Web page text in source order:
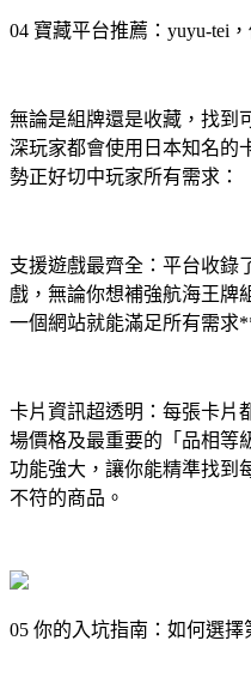
04 寶藏平台推薦：yuyu-tei
無論是組牌還是收藏，找到
深玩家都會使用日本知名的
勢正好切中玩家所有需求：
支援遊戲最齊全：平台收錄
戲，無論你想補強航海王牌
一個網站就能滿足所有需求
卡片資訊超透明：每張卡片
場價格及最重要的「品相等
功能強大，讓你能精準找到
不符的商品。
05 你的入坑指南：如何選擇